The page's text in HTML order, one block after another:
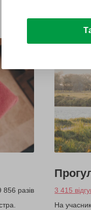
разів
3 415
На